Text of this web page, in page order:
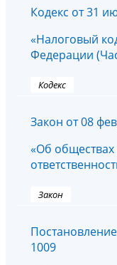
Кодекс от 31
«Налоговый
Федерации
Кодекс
Закон от 08
«Об
Закон
1009